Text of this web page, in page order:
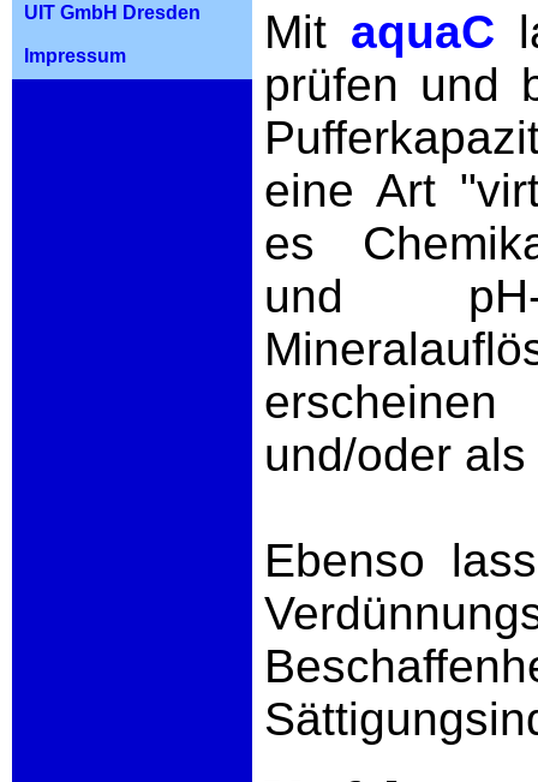
UIT GmbH Dresden
Impressum Mit aquaC
prüfen und
eine Art
es
und pH-
und/oder
Ebenso